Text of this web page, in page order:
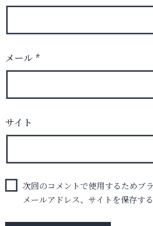
メール *
サイト
次回のコメントで使用するためブ
メールアドレス、サイトを保存する